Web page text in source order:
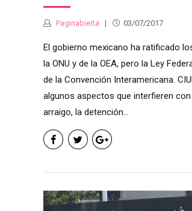
Paginabierta 03/07/2017
El gobierno mexicano ha ratificado
la ONU y de la OEA, pero la Ley
de la Convención Interamericana.
algunos aspectos que interfieren
arraigo, la detención...